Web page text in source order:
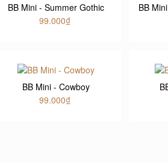
BB Mini - Summer Gothic
99.000₫
BB
BB Mini - Cowboy
99.000₫